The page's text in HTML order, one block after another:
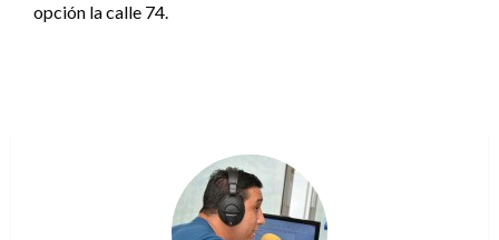
opción la calle 74.